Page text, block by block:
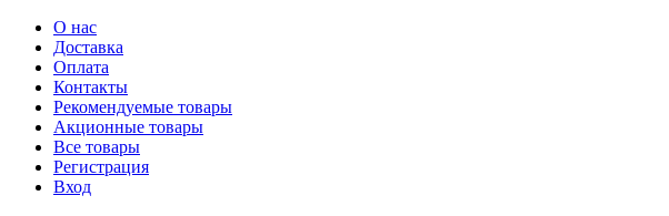
О нас
Доставка
Оплата
Контакты
Рекомендуемые товары
Акционные товары
Все товары
Регистрация
Вход